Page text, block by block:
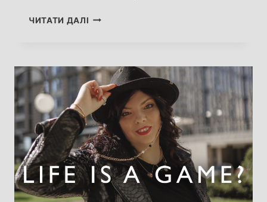
ЧИТАТИ ДАЛІ ЛЮДИНА
ЧИ
ВОРОГ?